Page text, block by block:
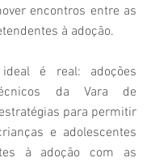
encontros entre as
à adoção.
é real: adoções
da Vara de
para permitir
e adolescentes
à adoção com as